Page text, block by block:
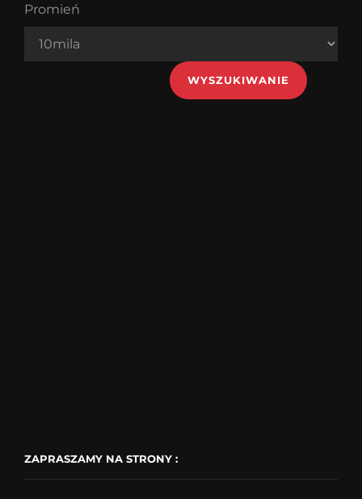
Promień
ZAPRASZAMY NA STRONY :